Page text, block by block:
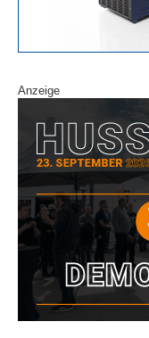
Anzeige